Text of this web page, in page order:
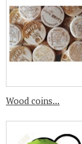
Wood coins...